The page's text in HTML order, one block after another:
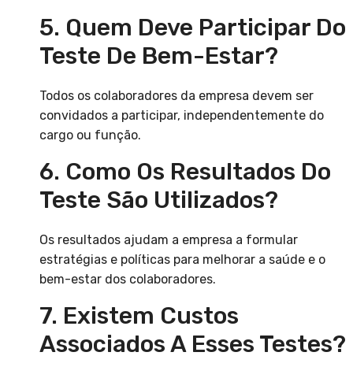
5. Quem Deve Participar Do
Teste De Bem-Estar?
Todos os colaboradores da empresa devem ser
convidados a participar, independentemente do
cargo ou função.
6. Como Os Resultados Do
Teste São Utilizados?
Os resultados ajudam a empresa a formular
estratégias e políticas para melhorar a saúde e o
bem-estar dos colaboradores.
7. Existem Custos
Associados A Esses Testes?